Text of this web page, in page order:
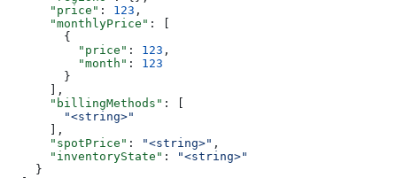
      "price"
: 123 ,
      "monthlyPrice"
: [
        {
          "price"
: 123 ,
          "month"
: 123
        }
      ],
      "billingMethods"
: [
        "<string>"
      ],
      "spotPrice"
: "<string>" ,
      "inventoryState"
:
"<string>"
    }